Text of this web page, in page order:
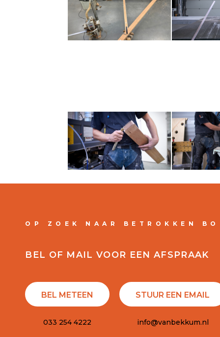
OP ZOEK NAAR BETROKKEN
BEL OF MAIL VOOR EEN AFSPRAAK
BEL METEEN
033 254 4222
STUUR EEN EMAIL
info@vanbekkum.nl